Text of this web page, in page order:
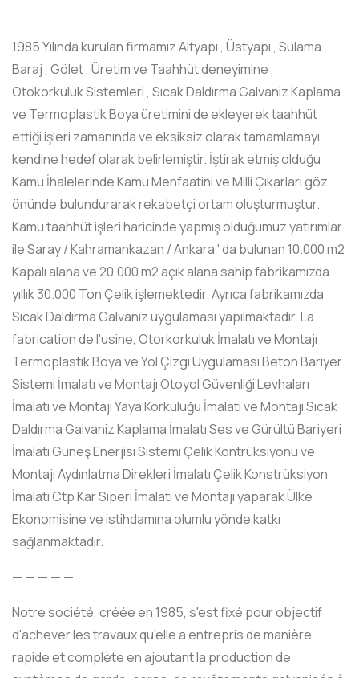
1985 Yılında kurulan firmamız Altyapı , Üstyapı , Sulama ,
Baraj , Gölet , Üretim ve Taahhüt deneyimine ,
Otokorkuluk Sistemleri , Sıcak Daldırma Galvaniz Kaplama
ve Termoplastik Boya üretimini de ekleyerek taahhüt
ettiği işleri zamanında ve eksiksiz olarak tamamlamayı
kendine hedef olarak belirlemiştir. İştirak etmiş olduğu
Kamu İhalelerinde Kamu Menfaatini ve Milli Çıkarları göz
önünde bulundurarak rekabetçi ortam oluşturmuştur.
Kamu taahhüt işleri haricinde yapmış olduğumuz yatırımlar
ile Saray / Kahramankazan / Ankara ' da bulunan 10.000 m2
Kapalı alana ve 20.000 m2 açık alana sahip fabrikamızda
yıllık 30.000 Ton Çelik işlemektedir. Ayrıca fabrikamızda
Sıcak Daldırma Galvaniz uygulaması yapılmaktadır. La
fabrication de l'usine, Otorkorkuluk İmalatı ve Montajı
Termoplastik Boya ve Yol Çizgi Uygulaması Beton Bariyer
Sistemi İmalatı ve Montajı Otoyol Güvenliği Levhaları
İmalatı ve Montajı Yaya Korkuluğu İmalatı ve Montajı Sıcak
Daldırma Galvaniz Kaplama İmalatı Ses ve Gürültü Bariyeri
İmalatı Güneş Enerjisi Sistemi Çelik Kontrüksiyonu ve
Montajı Aydınlatma Direkleri İmalatı Çelik Konstrüksiyon
İmalatı Ctp Kar Siperi İmalatı ve Montajı yaparak Ülke
Ekonomisine ve istihdamına olumlu yönde katkı
sağlanmaktadır.
— — — — —
Notre société, créée en 1985, s'est fixé pour objectif
d'achever les travaux qu'elle a entrepris de manière
rapide et complète en ajoutant la production de